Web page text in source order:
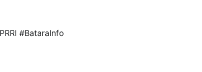
#BataraInfo